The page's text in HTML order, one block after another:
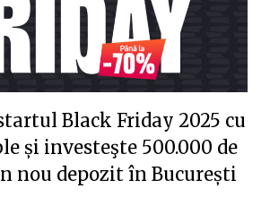
Black Friday 2025 cu
și investeşte 500.000 de
nou depozit în București